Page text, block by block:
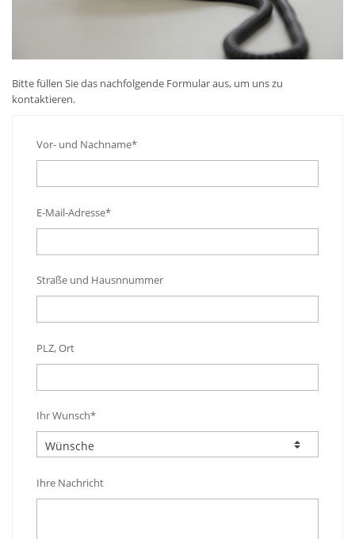
Bitte füllen Sie das nachfolgende Formular aus, um uns zu
kontaktieren.
Vor- und Nachname*
E-Mail-Adresse*
Straße und Hausnnummer
PLZ, Ort
Ihr Wunsch*
Ihre Nachricht